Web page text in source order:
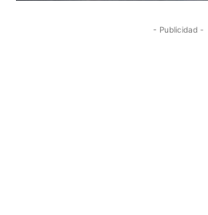
- Publicidad -